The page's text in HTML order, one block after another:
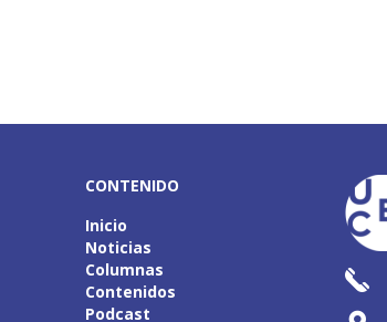
CONTENIDO
Inicio
Noticias
Columnas
Contenidos
Podcast